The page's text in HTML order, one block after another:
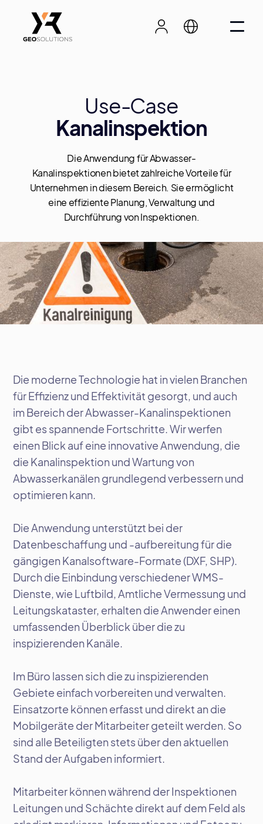
Use-Case
Kanalinspektion
Die Anwendung für Abwasser-
Kanalinspektionen bietet zahlreiche Vorteile für
Unternehmen in diesem Bereich. Sie ermöglicht
eine effiziente Planung, Verwaltung und
Durchführung von Inspektionen.
Die moderne Technologie hat in vielen Branchen
für Effizienz und Effektivität gesorgt, und auch
im Bereich der Abwasser-Kanalinspektionen
gibt es spannende Fortschritte. Wir werfen
einen Blick auf eine innovative Anwendung, die
die Kanalinspektion und Wartung von
Abwasserkanälen grundlegend verbessern und
optimieren kann.
Die Anwendung unterstützt bei der
Datenbeschaffung und -aufbereitung für die
gängigen Kanalsoftware-Formate (DXF, SHP).
Durch die Einbindung verschiedener WMS-
Dienste, wie Luftbild, Amtliche Vermessung und
Leitungskataster, erhalten die Anwender einen
umfassenden Überblick über die zu
inspizierenden Kanäle.
Im Büro lassen sich die zu inspizierenden
Gebiete einfach vorbereiten und verwalten.
Einsatzorte können erfasst und direkt an die
Mobilgeräte der Mitarbeiter geteilt werden. So
sind alle Beteiligten stets über den aktuellen
Stand der Aufgaben informiert.
Mitarbeiter können während der Inspektionen
Leitungen und Schächte direkt auf dem Feld als